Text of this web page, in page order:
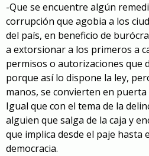
-Que se encuentre algún
corrupción que agobia a los
del país, en beneficio de
a extorsionar a los primeros a
permisos o autorizaciones que
porque así lo dispone la ley,
manos, se convierten en puerta
Igual que con el tema de la
alguien que salga de la caja y
que implica desde el paje hasta
democracia.